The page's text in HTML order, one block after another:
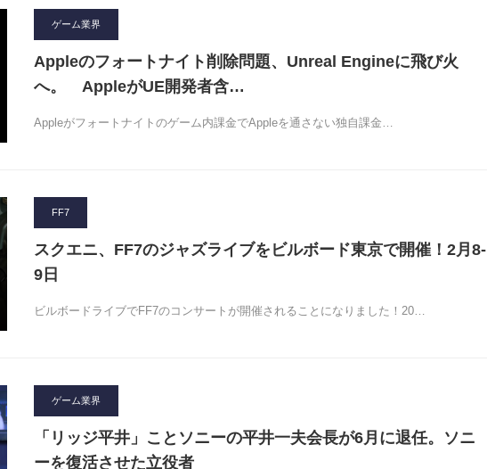
ゲーム業界
Appleのフォートナイト削除問題、Unreal Engineに飛び火
へ。 AppleがUE開発者含…
Appleがフォートナイトのゲーム内課金でAppleを通さない独自課金…
FF7
スクエニ、FF7のジャズライブをビルボード東京で開催！2月8-
9日
ビルボードライブでFF7のコンサートが開催されることになりました！20…
ゲーム業界
「リッジ平井」ことソニーの平井一夫会長が6月に退任。ソニ
ーを復活させた立役者